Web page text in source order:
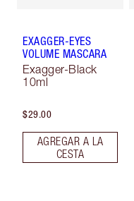
EXAGGER-EYES
VOLUME MASCARA
Exagger-Black
10ml
$29.00
AGREGAR A LA
CESTA